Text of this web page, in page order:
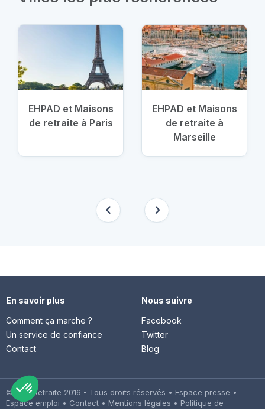
EHPAD et Maisons
de retraite à Paris
EHPAD et Maisons
de retraite à
Marseille
En savoir plus
Comment ça marche ?
Un service de confiance
Contact
Nous suivre
Facebook
Twitter
Blog
© Cap Retraite 2016 - Tous droits réservés • Espace presse •
Espace emploi • Contact • Mentions légales • Politique de